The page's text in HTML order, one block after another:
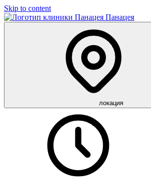
Skip to content
Панацея
локация